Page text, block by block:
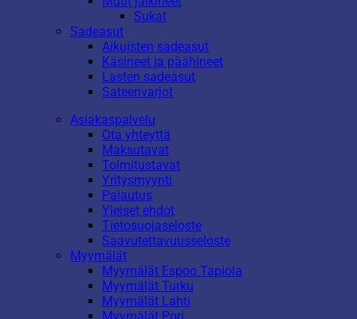
Sukat
Sadeasut
Aikuisten sadeasut
Käsineet ja päähineet
Lasten sadeasut
Sateenvarjot
Asiakaspalvelu
Ota yhteyttä
Maksutavat
Toimitustavat
Yritysmyynti
Palautus
Yleiset ehdot
Tietosuojaseloste
Saavutettavuusseloste
Myymälät
Myymälät Espoo Tapiola
Myymälät Turku
Myymälät Lahti
Myymälät Pori